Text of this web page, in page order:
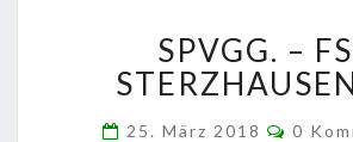
–
FSV
3:0
SPVGG. –
25. März 2018 0